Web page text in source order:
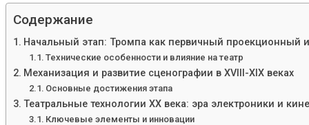
Содержание
Начальный этап: Тромпа как первичный проекционный
Технические особенности и влияние на театр
Механизация и развитие сценографии в XVIII-XIX веках
Основные достижения этапа
Театральные технологии XX века: эра электроники и
Ключевые элементы и инновации